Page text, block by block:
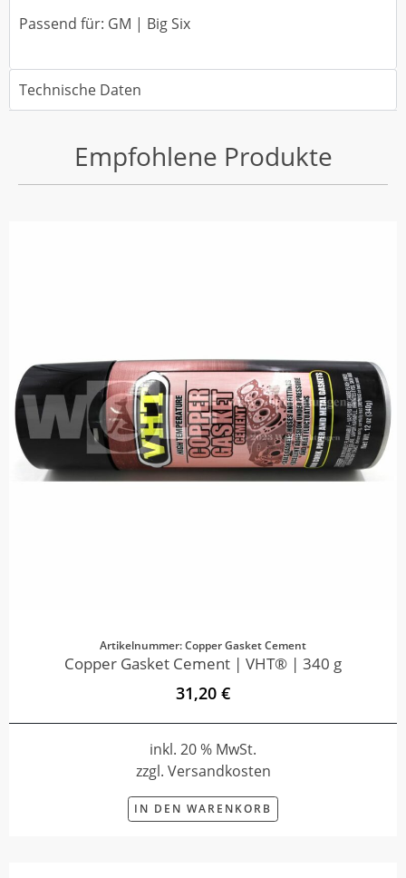
Passend für: GM | Big Six
Technische Daten
Empfohlene Produkte
Artikelnummer: Copper Gasket Cement
Copper Gasket Cement | VHT® | 340 g
31,20 €
inkl. 20 % MwSt.
zzgl. Versandkosten
IN DEN WARENKORB